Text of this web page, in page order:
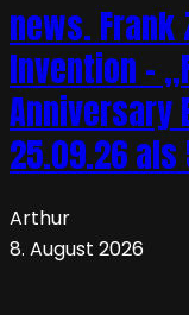
news. Frank
Invention –
Anniversary
25.09.26 als
Arthur
8. August 2026